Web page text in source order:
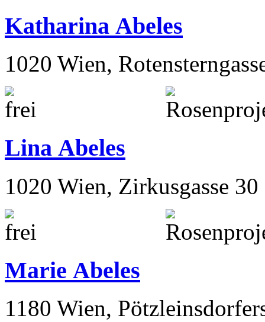
Katharina Abeles
1020 Wien,
Lina Abeles
1020 Wien, Zirkusgasse 30
Marie Abeles
1180 Wien,